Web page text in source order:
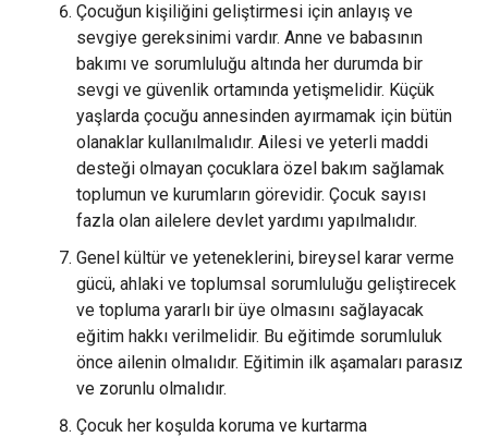
Çocuğun kişiliğini geliştirmesi için anlayış ve
sevgiye gereksinimi vardır. Anne ve babasının
bakımı ve sorumluluğu altında her durumda bir
sevgi ve güvenlik ortamında yetişmelidir. Küçük
yaşlarda çocuğu annesinden ayırmamak için bütün
olanaklar kullanılmalıdır. Ailesi ve yeterli maddi
desteği olmayan çocuklara özel bakım sağlamak
toplumun ve kurumların görevidir. Çocuk sayısı
fazla olan ailelere devlet yardımı yapılmalıdır.
Genel kültür ve yeteneklerini, bireysel karar verme
gücü, ahlaki ve toplumsal sorumluluğu geliştirecek
ve topluma yararlı bir üye olmasını sağlayacak
eğitim hakkı verilmelidir. Bu eğitimde sorumluluk
önce ailenin olmalıdır. Eğitimin ilk aşamaları parasız
ve zorunlu olmalıdır.
Çocuk her koşulda koruma ve kurtarma